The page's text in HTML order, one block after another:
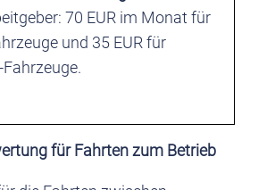
70 EUR im Monat für
und 35 EUR für
für Fahrten zum Betrieb